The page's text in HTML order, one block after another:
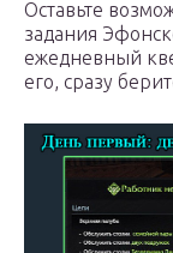
Оставьте
задания
ежедневный
его, сразу